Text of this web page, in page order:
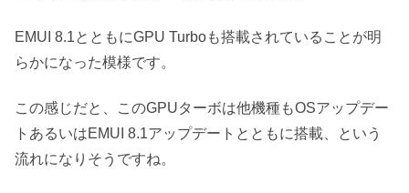
EMUI 8.1とともにGPU Turboも搭載されていることが明
らかになった模様です。
この感じだと、このGPUターボは他機種もOSアップデー
トあるいはEMUI 8.1アップデートとともに搭載、という
流れになりそうですね。